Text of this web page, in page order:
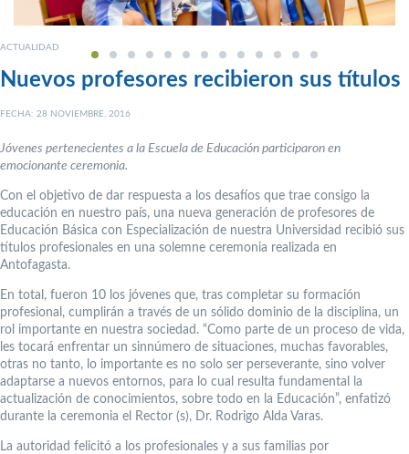
ACTUALIDAD
Nuevos profesores recibieron sus títulos
FECHA: 28 NOVIEMBRE, 2016
Jóvenes pertenecientes a la Escuela de Educación participaron en
emocionante ceremonia.
Con el objetivo de dar respuesta a los desafíos que trae consigo la
educación en nuestro país, una nueva generación de profesores de
Educación Básica con Especialización de nuestra Universidad recibió sus
títulos profesionales en una solemne ceremonia realizada en
Antofagasta.
En total, fueron 10 los jóvenes que, tras completar su formación
profesional, cumplirán a través de un sólido dominio de la disciplina, un
rol importante en nuestra sociedad. “Como parte de un proceso de vida,
les tocará enfrentar un sinnúmero de situaciones, muchas favorables,
otras no tanto, lo importante es no solo ser perseverante, sino volver
adaptarse a nuevos entornos, para lo cual resulta fundamental la
actualización de conocimientos, sobre todo en la Educación”, enfatizó
durante la ceremonia el Rector (s), Dr. Rodrigo Alda Varas.
La autoridad felicitó a los profesionales y a sus familias por